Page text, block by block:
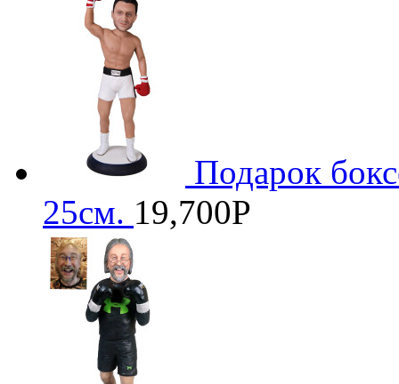
Подарок
25см. 19,700Р